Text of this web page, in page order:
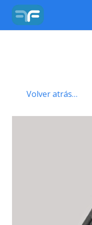
Volver atrás…